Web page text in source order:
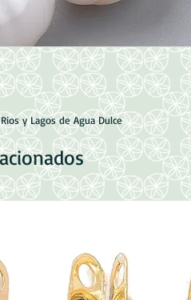
y Lagos de Agua Dulce